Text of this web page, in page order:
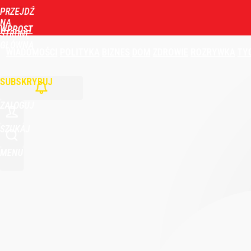
PRZEJDŹ
NA
STRONĘ
WPROST
SUBSKRYBUJ